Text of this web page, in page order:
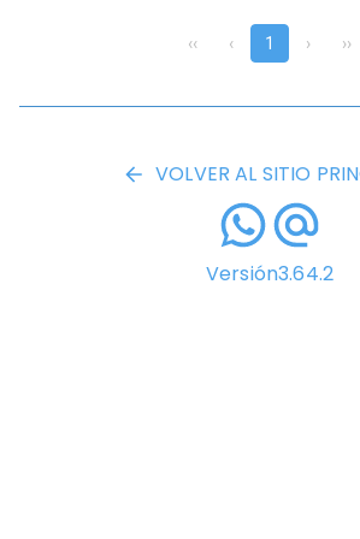
‹‹ ‹ 1 › ››
VOLVER AL SITIO
Versión3.64.2